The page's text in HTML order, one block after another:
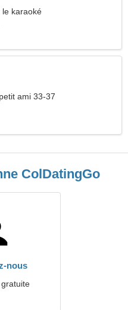
le karaoké
ami 33-37
ColDatingGo
nous